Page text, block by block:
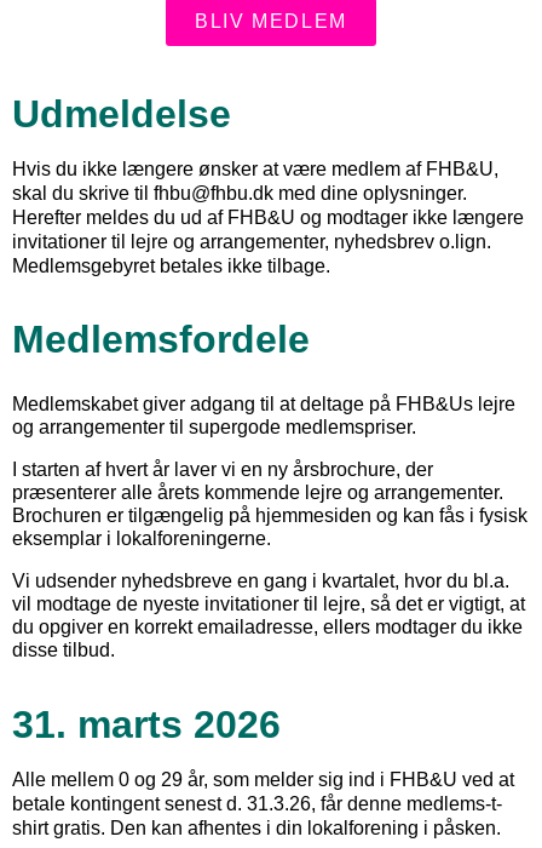
BLIV MEDLEM
Udmeldelse
Hvis du ikke længere ønsker at være medlem af FHB&U,
skal du skrive til fhbu@fhbu.dk med dine oplysninger.
Herefter meldes du ud af FHB&U og modtager ikke længere
invitationer til lejre og arrangementer, nyhedsbrev o.lign.
Medlemsgebyret betales ikke tilbage.
Medlemsfordele
Medlemskabet giver adgang til at deltage på FHB&Us lejre
og arrangementer til supergode medlemspriser.
I starten af hvert år laver vi en ny årsbrochure, der
præsenterer alle årets kommende lejre og arrangementer.
Brochuren er tilgængelig på hjemmesiden og kan fås i fysisk
eksemplar i lokalforeningerne.
Vi udsender nyhedsbreve en gang i kvartalet, hvor du bl.a.
vil modtage de nyeste invitationer til lejre, så det er vigtigt, at
du opgiver en korrekt emailadresse, ellers modtager du ikke
disse tilbud.
31. marts 2026
Alle mellem 0 og 29 år, som melder sig ind i FHB&U ved at
betale kontingent senest d. 31.3.26, får denne medlems-t-
shirt gratis. Den kan afhentes i din lokalforening i påsken.